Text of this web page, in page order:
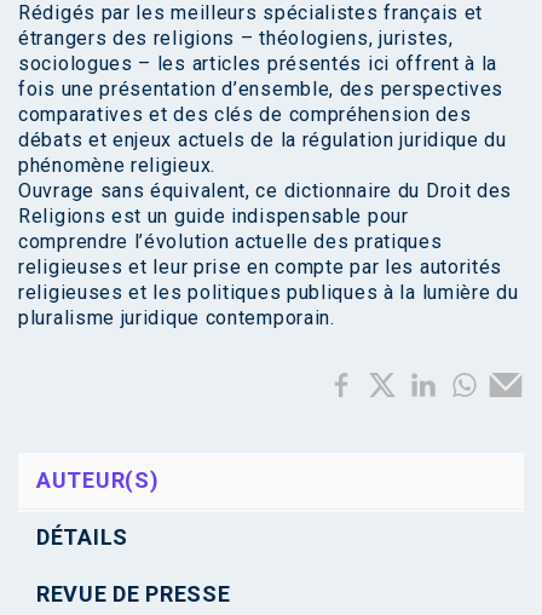
Rédigés par les meilleurs spécialistes français et
étrangers des religions – théologiens, juristes,
sociologues – les articles présentés ici offrent à la
fois une présentation d’ensemble, des perspectives
comparatives et des clés de compréhension des
débats et enjeux actuels de la régulation juridique du
phénomène religieux.
Ouvrage sans équivalent, ce dictionnaire du Droit des
Religions est un guide indispensable pour
comprendre l’évolution actuelle des pratiques
religieuses et leur prise en compte par les autorités
religieuses et les politiques publiques à la lumière du
pluralisme juridique contemporain.
AUTEUR(S)
DÉTAILS
REVUE DE PRESSE